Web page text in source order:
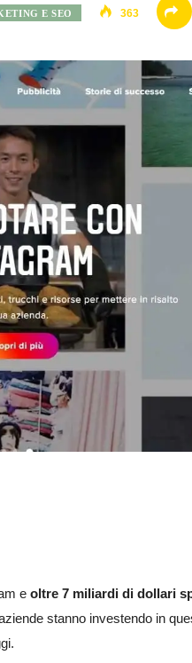
E SEO 363
e oltre 7 miliardi di dollari
stanno investendo in